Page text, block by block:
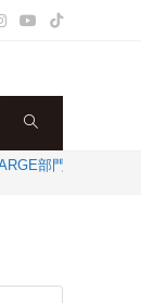
ウ
ェ
サ
部門で演技を